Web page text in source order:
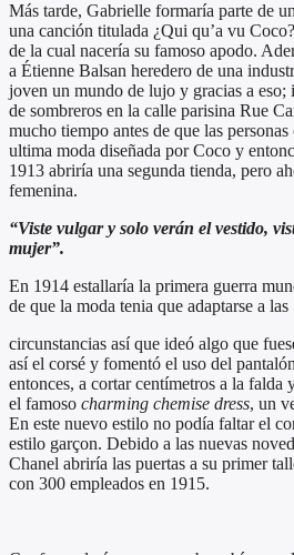
Más tarde, Gabrielle formaría parte de
una canción titulada ¿Qui qu’a vu
de la cual nacería su famoso apodo.
a Étienne Balsan heredero de una
joven un mundo de lujo y gracias a eso;
de sombreros en la calle parisina Rue
mucho tiempo antes de que las
ultima moda diseñada por Coco y
1913 abriría una segunda tienda, pero
femenina.
“Viste vulgar y solo verán el vestido,
mujer”.
En 1914 estallaría la primera guerra
de que la moda tenia que adaptarse a las
circunstancias así que ideó algo que
así el corsé y fomentó el uso del
entonces, a cortar centímetros a la falda
el famoso charming chemise dress, un
En este nuevo estilo no podía faltar el
estilo garçon. Debido a las nuevas
Chanel abriría las puertas a su primer
con 300 empleados en 1915.